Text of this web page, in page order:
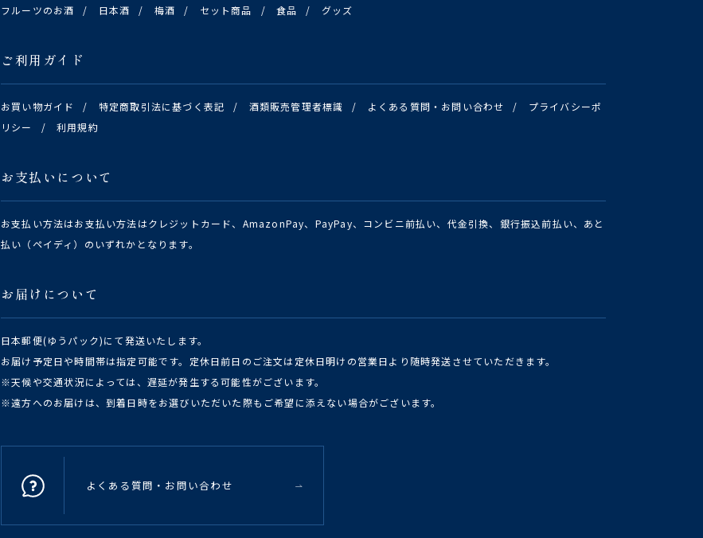
フルーツのお酒 / 日本酒 / 梅酒 / セット商品 / 食品 / グッズ
ご利用ガイド
お買い物ガイド / 特定商取引法に基づく表記 / 酒類販売管理者標識 / よくある質問・お問い合わせ /
プライバシーポ
リシー
/ 利用規約
お支払いについて
お支払い方法はお支払い方法はクレジットカード、AmazonPay、PayPay、コンビニ前払い、代金引換、銀行振込前払い、あと
払い（ペイディ）のいずれかとなります。
お届けについて
日本郵便(ゆうパック)にて発送いたします。
お届け予定日や時間帯は指定可能です。定休日前日のご注文は定休日明けの営業日より随時発送させていただきます。
※天候や交通状況によっては、遅延が発生する可能性がございます。
※遠方へのお届けは、到着日時をお選びいただいた際もご希望に添えない場合がございます。
よくある質問・お問い合わせ